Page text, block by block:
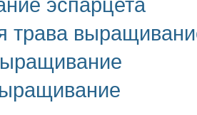
трава